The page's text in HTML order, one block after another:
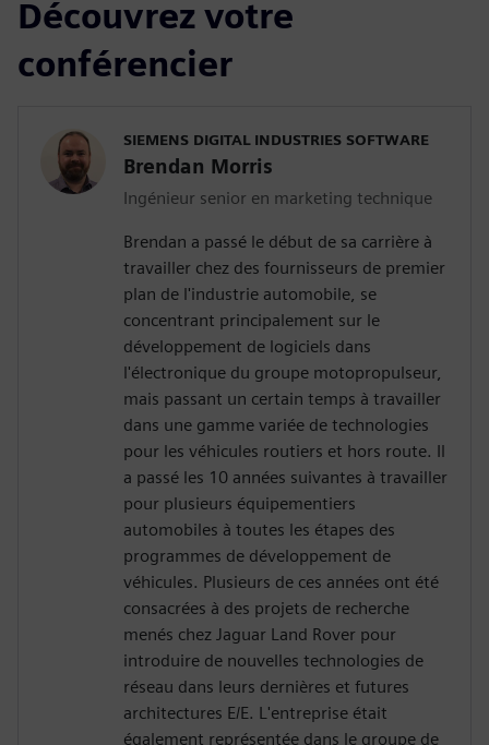
Découvrez votre
conférencier
SIEMENS DIGITAL INDUSTRIES SOFTWARE
Brendan Morris
Ingénieur senior en marketing technique
Brendan a passé le début de sa carrière à
travailler chez des fournisseurs de premier
plan de l'industrie automobile, se
concentrant principalement sur le
développement de logiciels dans
l'électronique du groupe motopropulseur,
mais passant un certain temps à travailler
dans une gamme variée de technologies
pour les véhicules routiers et hors route. Il
a passé les 10 années suivantes à travailler
pour plusieurs équipementiers
automobiles à toutes les étapes des
programmes de développement de
véhicules. Plusieurs de ces années ont été
consacrées à des projets de recherche
menés chez Jaguar Land Rover pour
introduire de nouvelles technologies de
réseau dans leurs dernières et futures
architectures E/E. L'entreprise était
également représentée dans le groupe de